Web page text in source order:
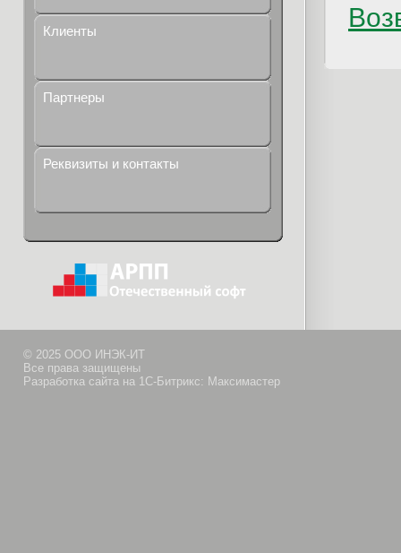
Клиенты
Партнеры
Реквизиты и контакты
© 2025 ООО ИНЭК-ИТ
Все права защищены
Разработка сайта на 1С-Битрикс: Максимастер